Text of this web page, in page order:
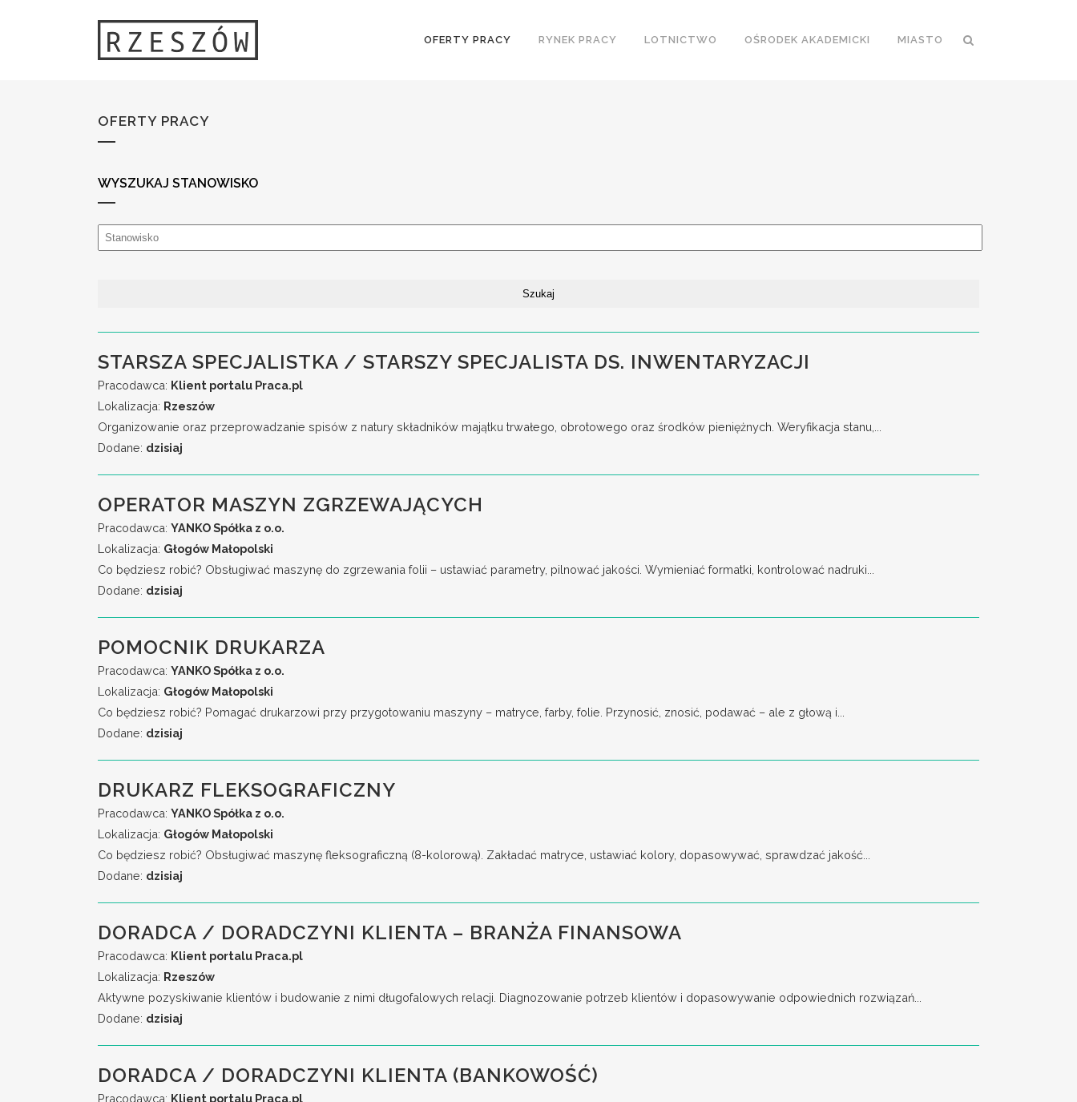
OFERTY PRACY RYNEK PRACY LOTNICTWO OŚRODEK AKADEMICKI MIASTO
OFERTY PRACY
WYSZUKAJ STANOWISKO
STARSZA SPECJALISTKA / STARSZY SPECJALISTA DS. INWENTARYZACJI
Pracodawca: Klient portalu Praca.pl
Lokalizacja: Rzeszów
Organizowanie oraz przeprowadzanie spisów z natury składników majątku trwałego, obrotowego oraz środków pieniężnych. Weryfikacja stanu,...
Dodane: dzisiaj
OPERATOR MASZYN ZGRZEWAJĄCYCH
Pracodawca: YANKO Spółka z o.o.
Lokalizacja: Głogów Małopolski
Co będziesz robić? Obsługiwać maszynę do zgrzewania folii – ustawiać parametry, pilnować jakości. Wymieniać formatki, kontrolować nadruki...
Dodane: dzisiaj
POMOCNIK DRUKARZA
Pracodawca: YANKO Spółka z o.o.
Lokalizacja: Głogów Małopolski
Co będziesz robić? Pomagać drukarzowi przy przygotowaniu maszyny – matryce, farby, folie. Przynosić, znosić, podawać – ale z głową i...
Dodane: dzisiaj
DRUKARZ FLEKSOGRAFICZNY
Pracodawca: YANKO Spółka z o.o.
Lokalizacja: Głogów Małopolski
Co będziesz robić? Obsługiwać maszynę fleksograficzną (8-kolorową). Zakładać matryce, ustawiać kolory, dopasowywać, sprawdzać jakość...
Dodane: dzisiaj
DORADCA / DORADCZYNI KLIENTA – BRANŻA FINANSOWA
Pracodawca: Klient portalu Praca.pl
Lokalizacja: Rzeszów
Aktywne pozyskiwanie klientów i budowanie z nimi długofalowych relacji. Diagnozowanie potrzeb klientów i dopasowywanie odpowiednich rozwiązań...
Dodane: dzisiaj
DORADCA / DORADCZYNI KLIENTA (BANKOWOŚĆ)
Pracodawca: Klient portalu Praca.pl